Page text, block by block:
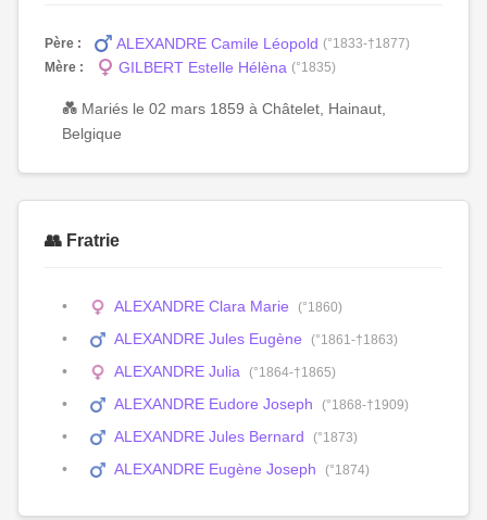
Père : ALEXANDRE Camile Léopold (°1833-†1877)
Mère :
GILBERT Estelle Hélèna (°1835)
💑 Mariés le 02 mars 1859 à Châtelet, Hainaut,
Belgique
👥 Fratrie
ALEXANDRE Clara Marie (°1860)
ALEXANDRE Jules Eugène (°1861-†1863)
ALEXANDRE Julia (°1864-†1865)
ALEXANDRE Eudore Joseph (°1868-†1909)
ALEXANDRE Jules Bernard (°1873)
ALEXANDRE Eugène Joseph (°1874)